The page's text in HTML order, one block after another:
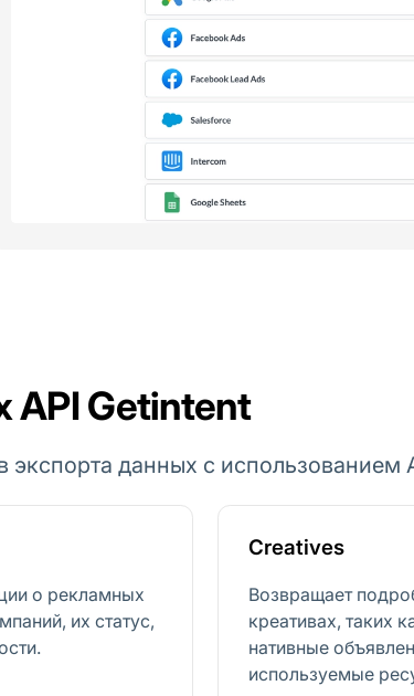
API Getintent
экспорта данных с использованием
о рекламных
их статус,
Creatives
Возвращает
креативах, таких
нативные
используемые